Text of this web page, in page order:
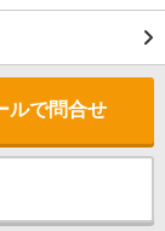
ルで問合せ